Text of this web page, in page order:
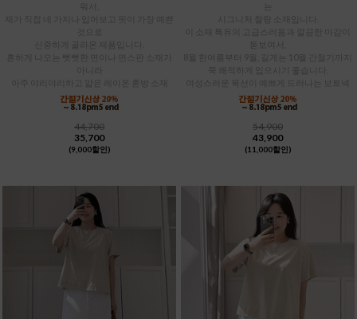
워서,
제가 직접 네 가지나 입어보고 핏이 가장 예쁜
신중하게 골라온 제품입니다.
흔하게 나오는 뻣뻣한 면이나 면스판 소재가
아주 야리야리하고 얇은 레이온 혼방 소재
44,700
35,700
(9,000할인)
시그니처 찰랑 소재입니다.
이 소재 특유의 고급스러움과 깔끔한 마감이
돋보여서,
8월 한여름부터 9월, 길게는 10월 간절기까지
쭉 쾌적하게 입으시기 좋습니다.
여성스러운 목선이 예쁘게 드러나는 보트넥
54,900
43,900
(11,000할인)